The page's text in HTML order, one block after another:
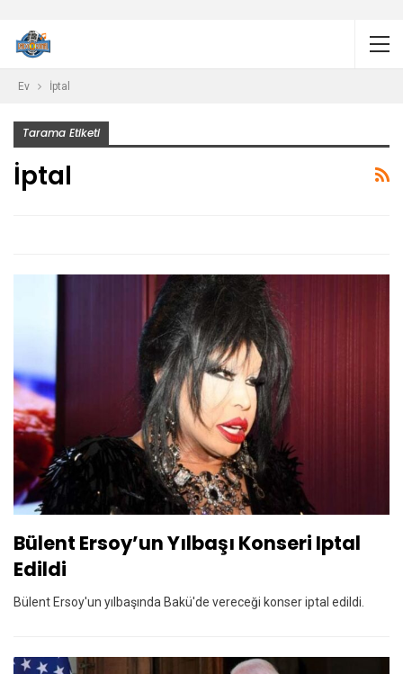
Ev İptal
Tarama Etiketi
İptal
Bülent Ersoy’un Yılbaşı Konseri Iptal
Edildi
Bülent Ersoy'un yılbaşında Bakü'de vereceği konser iptal edildi.